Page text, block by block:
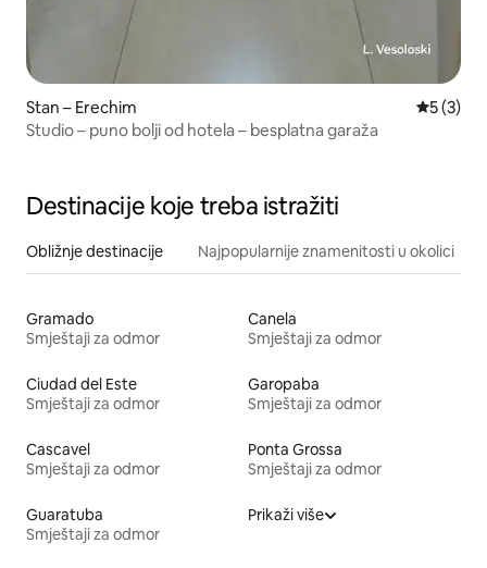
Stan – Erechim
5 (3)
Studio – puno bolji od hotela – besplatna garaža
Destinacije koje treba istražiti
Obližnje destinacije Najpopularnije znamenitosti u okolici
Gramado
Smještaji za odmor
Canela
Smještaji za odmor
Ciudad del Este
Smještaji za odmor
Garopaba
Smještaji za odmor
Cascavel
Smještaji za odmor
Ponta Grossa
Smještaji za odmor
Guaratuba
Smještaji za odmor
Prikaži više